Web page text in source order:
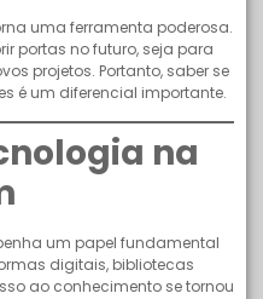
uma ferramenta poderosa.
portas no futuro, seja para
projetos. Portanto, saber se
é um diferencial importante.
na
um papel fundamental
digitais, bibliotecas
ao conhecimento se tornou